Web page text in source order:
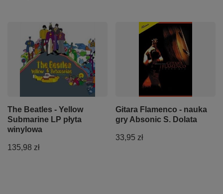
The Beatles - Yellow
Submarine LP płyta
winylowa
135,98 zł
Gitara Flamenco - nauka
gry Absonic S. Dolata
33,95 zł